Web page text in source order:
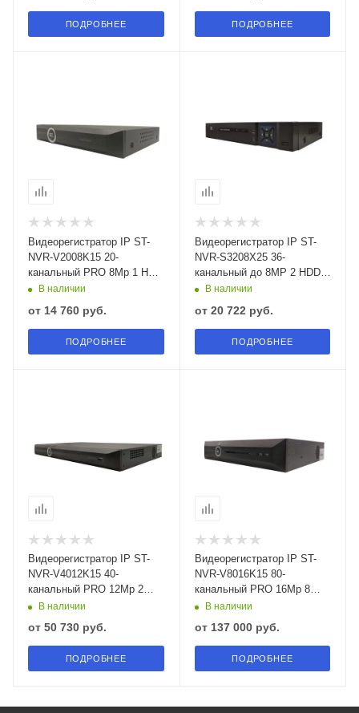
ПОДРОБНЕЕ ПОДРОБНЕЕ
Видеорегистратор IP ST-
NVR-V2008K15 20-
канальный PRO 8Mp 1 HDD
TOWN
В наличии
от 14 760 руб.
ПОДРОБНЕЕ
Видеорегистратор IP ST-
NVR-S3208X25 36-
канальный до 8MP 2 HDD
LIGHT (версия 2)
В наличии
от 20 722 руб.
ПОДРОБНЕЕ
Видеорегистратор IP ST-
NVR-V4012K15 40-
канальный PRO 12Mp 2
HDD TOWN (версия 2)
В наличии
от 50 730 руб.
ПОДРОБНЕЕ
Видеорегистратор IP ST-
NVR-V8016K15 80-
канальный PRO 16Mp 8
HDD TOWN
В наличии
от 137 000 руб.
ПОДРОБНЕЕ